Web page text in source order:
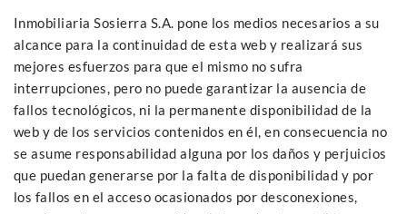
Inmobiliaria Sosierra S.A. pone los medios necesarios a su
alcance para la continuidad de esta web y realizará sus
mejores esfuerzos para que el mismo no sufra
interrupciones, pero no puede garantizar la ausencia de
fallos tecnológicos, ni la permanente disponibilidad de la
web y de los servicios contenidos en él, en consecuencia no
se asume responsabilidad alguna por los daños y perjuicios
que puedan generarse por la falta de disponibilidad y por
los fallos en el acceso ocasionados por desconexiones,